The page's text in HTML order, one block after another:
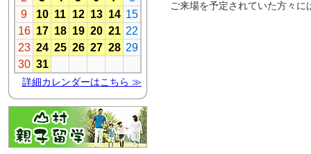
ご来場を予定されていた方々